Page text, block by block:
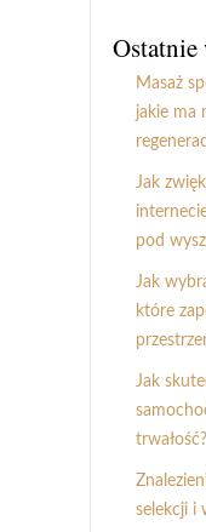
Masaż
jakie ma
Jak
pod
Jak
które
Jak
trwałość?
selekcji i